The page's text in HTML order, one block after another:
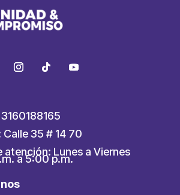
35 # 14 70
atención: Lunes a Viernes
a 5:00 p.m.